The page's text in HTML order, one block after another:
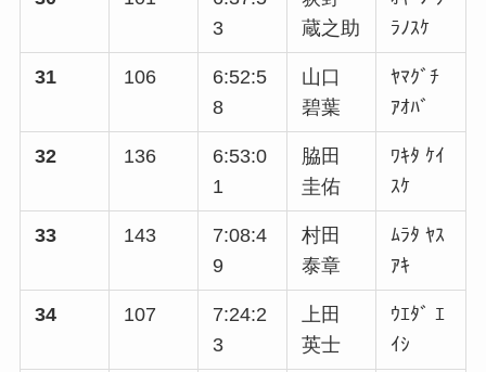
3
蔵之助
ﾗﾉｽｹ
31 106
6:52:5
8
山口
碧葉
ﾔﾏｸﾞﾁ
ｱｵﾊﾞ
32 136
6:53:0
1
脇田
圭佑
ﾜｷﾀ ｹｲ
ｽｹ
33 143
7:08:4
9
村田
泰章
ﾑﾗﾀ ﾔｽ
ｱｷ
34 107
7:24:2
3
上田
英士
ｳｴﾀﾞ ｴ
ｲｼ